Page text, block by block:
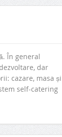
În general
dar
cazare, masa și
self-catering